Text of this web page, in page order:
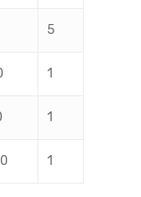
5
1
1
1